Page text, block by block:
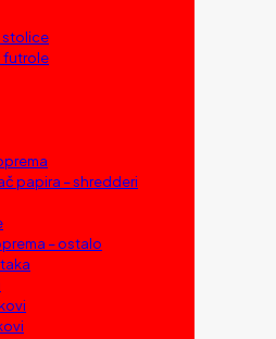
stolice
futrole
papira – shredderi
– ostalo